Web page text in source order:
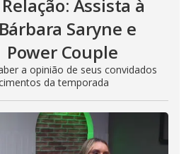
Assista à
Saryne e
Couple
a opinião de seus convidados
da temporada